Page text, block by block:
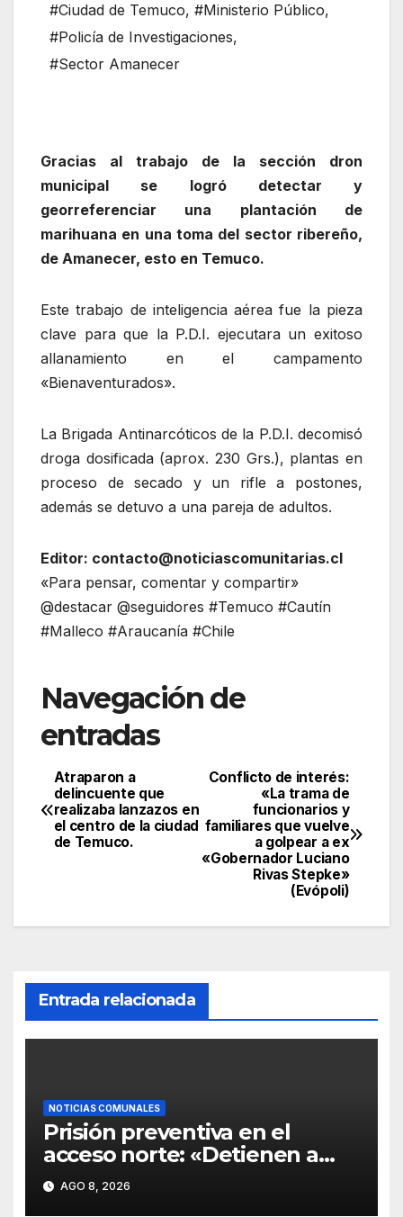
#Ciudad de Temuco, #Ministerio Público,
#Policía de Investigaciones,
#Sector Amanecer
Gracias al trabajo de la sección dron
municipal se logró detectar y
georreferenciar una plantación de
marihuana en una toma del sector ribereño,
de Amanecer, esto en Temuco.
Este trabajo de inteligencia aérea fue la pieza
clave para que la P.D.I. ejecutara un exitoso
allanamiento en el campamento
«Bienaventurados».
La Brigada Antinarcóticos de la P.D.I. decomisó
droga dosificada (aprox. 230 Grs.), plantas en
proceso de secado y un rifle a postones,
además se detuvo a una pareja de adultos.
Editor: contacto@noticiascomunitarias.cl
«Para pensar, comentar y compartir»
@destacar @seguidores #Temuco #Cautín
#Malleco #Araucanía #Chile
Navegación de
entradas
Conflicto de interés:
«La trama de
funcionarios y
familiares que vuelve
a golpear a ex
«Gobernador Luciano
Rivas Stepke»
(Evópoli)
Atraparon a
delincuente que
realizaba lanzazos en
el centro de la ciudad
de Temuco.
Entrada relacionada
NOTICIAS COMUNALES
Prisión preventiva en el
acceso norte: «Detienen a
chofer de Deportes Temuco
tras choque fatal que diezmó
AGO 8, 2026